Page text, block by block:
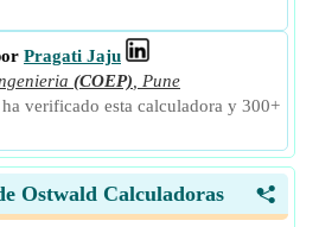
Pragati Jaju
(COEP)
Pune
ha verificado esta calculadora y 300+
<
Ostwald Calculadoras